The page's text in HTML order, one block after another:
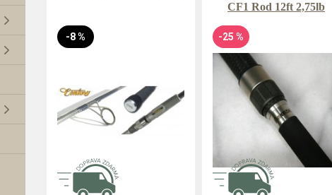
-8 %
CF1 Rod 12ft 2,75lb
-25 %